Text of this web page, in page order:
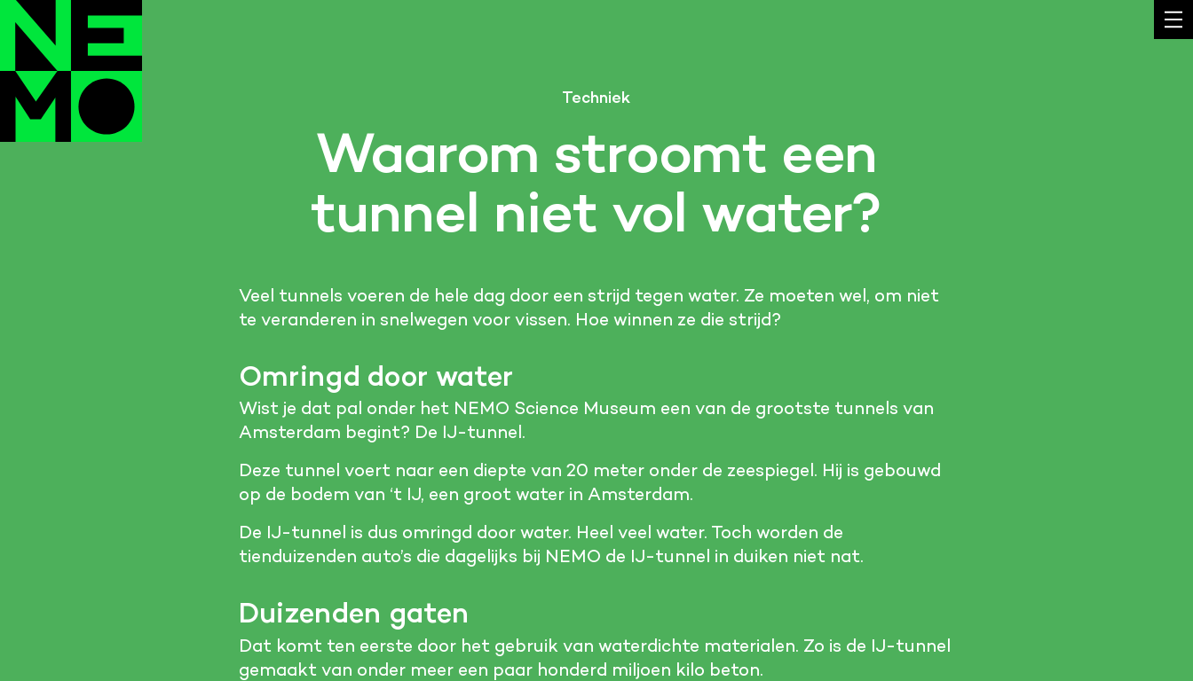
Techniek
Waarom stroomt een
tunnel niet vol water?
Veel tunnels voeren de hele dag door een strijd tegen water. Ze moeten wel, om niet
te veranderen in snelwegen voor vissen. Hoe winnen ze die strijd?
Omringd door water
Wist je dat pal onder het NEMO Science Museum een van de grootste tunnels van
Amsterdam begint? De IJ-tunnel.
Deze tunnel voert naar een diepte van 20 meter onder de zeespiegel. Hij is gebouwd
op de bodem van ‘t IJ, een groot water in Amsterdam.
De IJ-tunnel is dus omringd door water. Heel veel water. Toch worden de
tienduizenden auto’s die dagelijks bij NEMO de IJ-tunnel in duiken niet nat.
Duizenden gaten
Dat komt ten eerste door het gebruik van waterdichte materialen. Zo is de IJ-tunnel
gemaakt van onder meer een paar honderd miljoen kilo beton.